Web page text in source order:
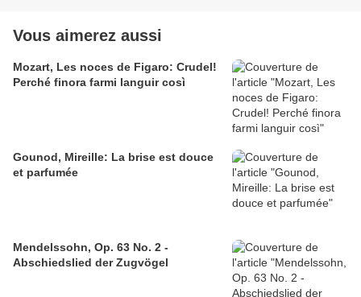
Vous aimerez aussi
Mozart, Les noces de Figaro: Crudel!
Perché finora farmi languir così
Gounod, Mireille: La brise est douce
et parfumée
Mendelssohn, Op. 63 No. 2 -
Abschiedslied der Zugvögel